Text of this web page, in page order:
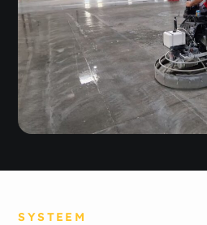
SYSTEEM